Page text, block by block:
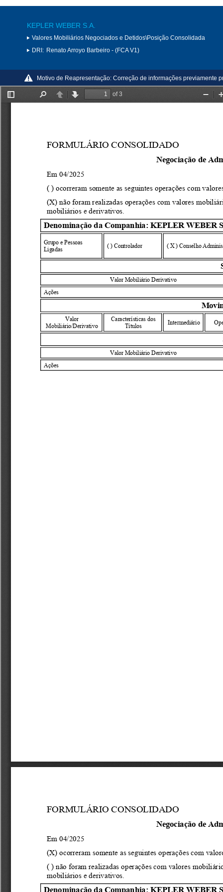
KEPLER WEBER S.A.
Valores Mobiliários Negociados e Detidos\Posição Consolidada
DRI: Renato Arroyo Barbeiro - (FCA V1)
Motivo de Reapresentação: Correção de informações previamente